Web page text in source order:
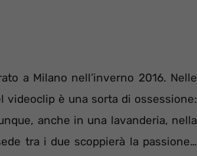
a Milano nell’inverno 2016. Nelle
videoclip è una sorta di ossessione:
anche in una lavanderia, nella
tra i due scoppierà la passione…